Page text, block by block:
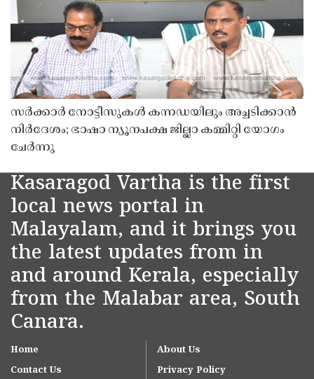
സർക്കാർ നോട്ടീസുകൾ കന്നഡയിലും അച്ചടിക്കാൻ
നിർദേശം; ഭാഷാ ന്യൂനപക്ഷ ജില്ലാ കമ്മിറ്റി യോഗം
ചേർന്നു
Kasaragod Vartha is the first
local news portal in
Malayalam, and it brings you
the latest updates from in
and around Kerala, especially
from the Malabar area, South
Canara.
Home
About Us
Contact Us
Privacy Policy